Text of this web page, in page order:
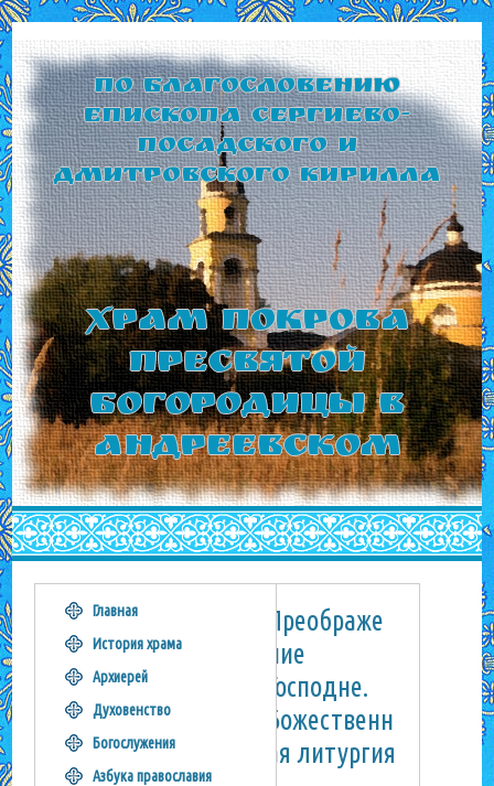
По благословению
Епископа Сергиево-
Посадского и
Дмитровского Кирилла
Храм Покрова
Пресвятой
Богородицы в
Андреевском
Преображе
ние
Господне.
Божественн
ая литургия
Главная
История храма
Архиерей
Духовенство
Богослужения
Азбука православия